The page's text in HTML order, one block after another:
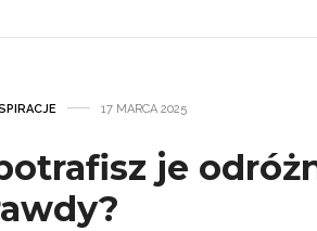
17 MARCA 2025
je